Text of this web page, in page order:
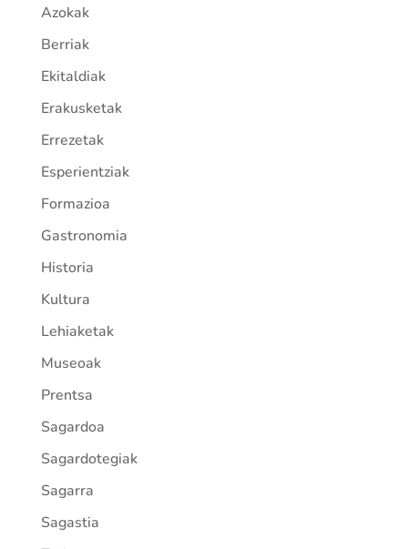
Azokak
Berriak
Ekitaldiak
Erakusketak
Errezetak
Esperientziak
Formazioa
Gastronomia
Historia
Kultura
Lehiaketak
Museoak
Prentsa
Sagardoa
Sagardotegiak
Sagarra
Sagastia